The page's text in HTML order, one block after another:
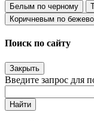
Белым по черному
Коричневым по
Поиск по сайту
Закрыть
Введите запрос для
Найти